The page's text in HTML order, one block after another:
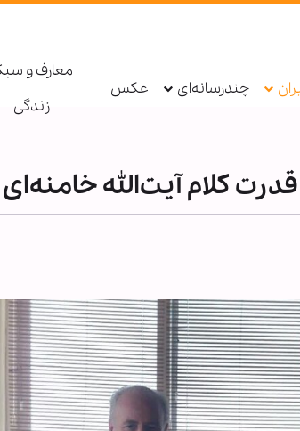
چندرسانه‌ای عکس
معارف و
زندگی
کلام آیت‌الله
محبت
خیرات